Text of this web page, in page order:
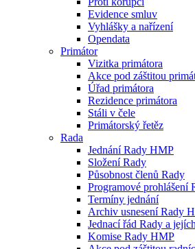
Evidence smluv
Vyhlášky a nařízení
Opendata
Primátor
Vizitka primátora
Akce pod záštitou
Úřad primátora
Rezidence primátora
Stáli v čele
Primátorský řetěz
Rada
Jednání Rady HMP
Složení Rady
Působnost členů Rady
Programové prohlášení
Termíny jednání
Archiv usnesení Rady
Jednací řád Rady a
Komise Rady HMP